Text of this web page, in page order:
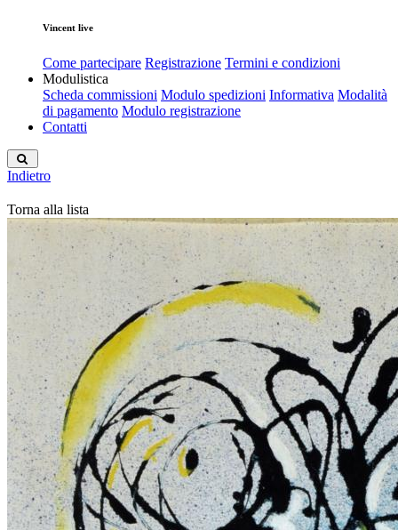
Vincent live
Come partecipare Registrazione Termini e condizioni
Modulistica
Scheda commissioni Modulo spedizioni Informativa Modalità
di pagamento Modulo registrazione
Contatti
Indietro
Torna alla lista